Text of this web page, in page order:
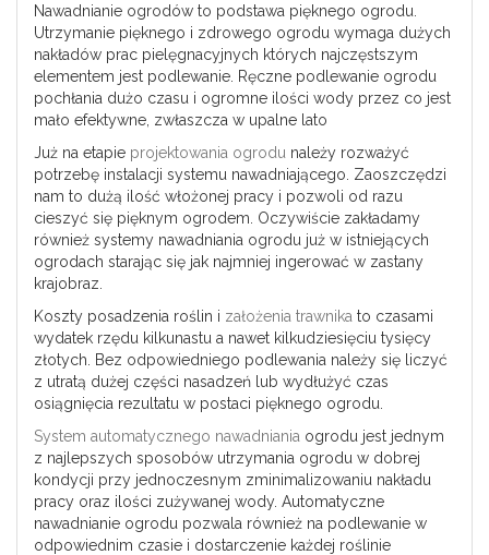
Nawadnianie ogrodów to podstawa pięknego ogrodu.
Utrzymanie pięknego i zdrowego ogrodu wymaga dużych
nakładów prac pielęgnacyjnych których najczęstszym
elementem jest podlewanie. Ręczne podlewanie ogrodu
pochłania dużo czasu i ogromne ilości wody przez co jest
mało efektywne, zwłaszcza w upalne lato
Już na etapie projektowania ogrodu należy rozważyć
potrzebę instalacji systemu nawadniającego. Zaoszczędzi
nam to dużą ilość włożonej pracy i pozwoli od razu
cieszyć się pięknym ogrodem. Oczywiście zakładamy
również systemy nawadniania ogrodu już w istniejących
ogrodach starając się jak najmniej ingerować w zastany
krajobraz.
Koszty posadzenia roślin i założenia trawnika to czasami
wydatek rzędu kilkunastu a nawet kilkudziesięciu tysięcy
złotych. Bez odpowiedniego podlewania należy się liczyć
z utratą dużej części nasadzeń lub wydłużyć czas
osiągnięcia rezultatu w postaci pięknego ogrodu.
System automatycznego nawadniania ogrodu jest jednym
z najlepszych sposobów utrzymania ogrodu w dobrej
kondycji przy jednoczesnym zminimalizowaniu nakładu
pracy oraz ilości zużywanej wody. Automatyczne
nawadnianie ogrodu pozwala również na podlewanie w
odpowiednim czasie i dostarczenie każdej roślinie